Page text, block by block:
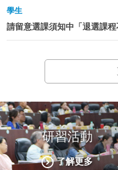
學生
請留意選課須知中「退選課
研習活動
了解更多